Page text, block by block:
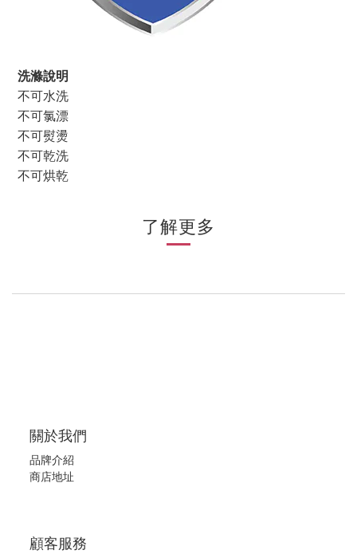
洗滌說明
不可水洗
不可氯漂
不可熨燙
不可乾洗
不可烘乾
了解更多
關於我們
品牌介紹
商店地址
顧客服務